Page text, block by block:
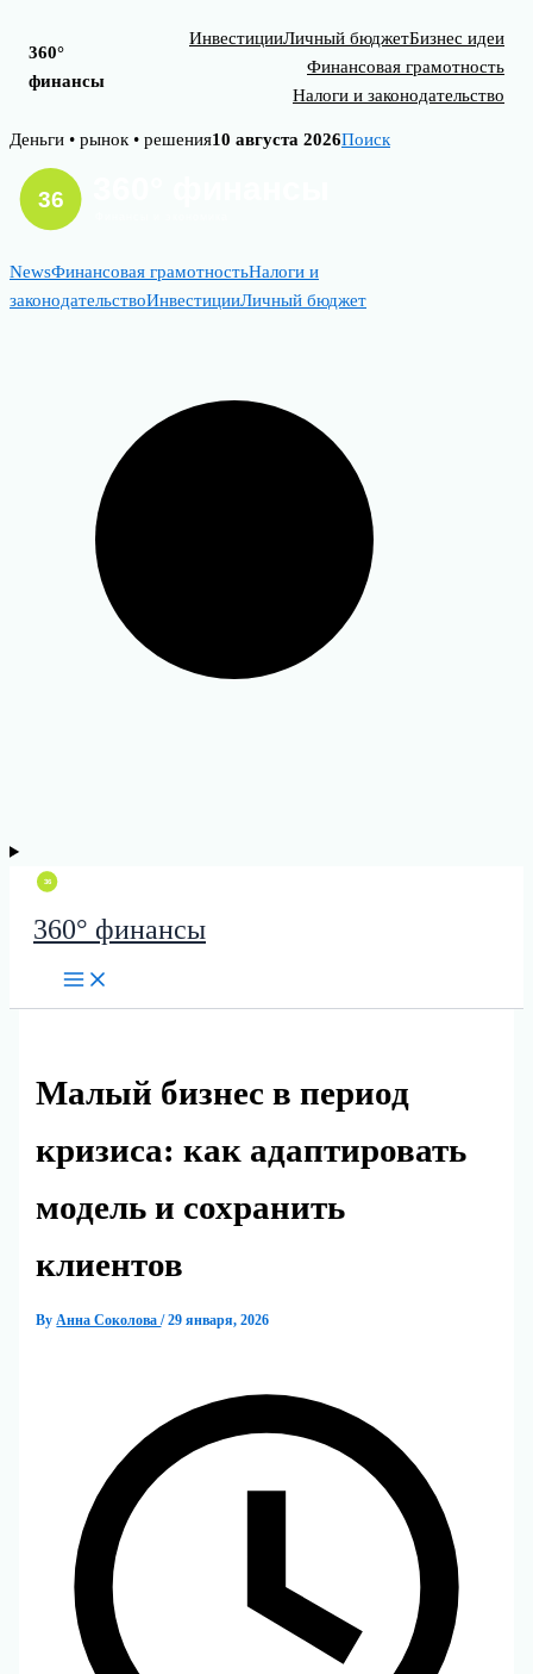
360°
финансы
ИнвестицииЛичный бюджетБизнес идеи
Финансовая грамотность
Налоги и законодательство
Skip
content
Деньги • рынок • решения10 августа 2026Поиск
NewsФинансовая грамотностьНалоги и
законодательствоИнвестицииЛичный бюджет
360° финансы
Малый бизнес в период
кризиса: как адаптировать
модель и сохранить
клиентов
By Анна Соколова/29 января, 2026